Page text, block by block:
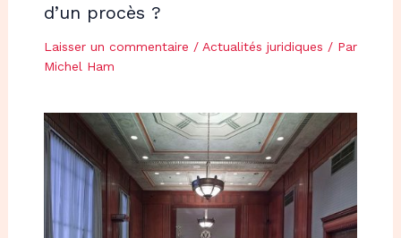
d’un procès ?
Laisser un commentaire / Actualités juridiques / Par
Michel Ham